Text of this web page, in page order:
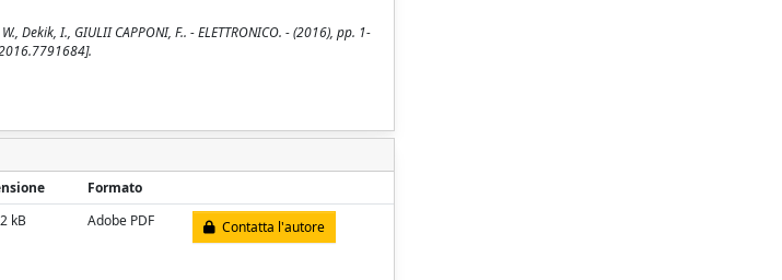
I., GIULII CAPPONI, F.. - ELETTRONICO. - (2016), pp. 1-
Formato
kB Adobe PDF Contatta l'autore